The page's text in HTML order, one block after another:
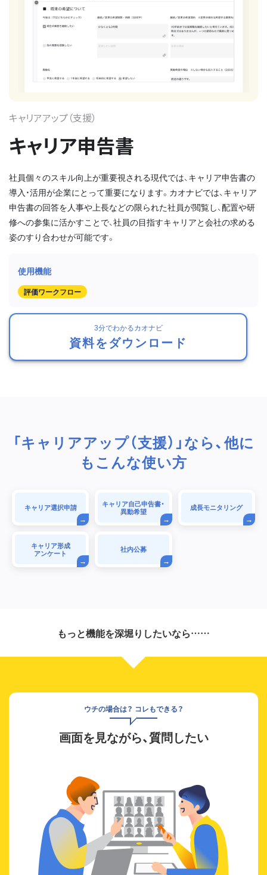
キャリアアップ（支援）
キャリア申告書
社員個々のスキル向上が重要視される現代では、キャリア申告書の
導入・活用が企業にとって重要になります。カオナビでは、キャリア
申告書の回答を人事や上長などの限られた社員が閲覧し、配置や研
修への参集に活かすことで、社員の目指すキャリアと会社の求める
姿のすり合わせが可能です。
評価ワークフロー
3分でわかるカオナビ
資料をダウンロード
「キャリアアップ（支援）」なら、他に
もこんな使い方
キャリア選択申請 キャリア自己申告書・
異動希望 成長モニタリング
キャリア形成
アンケート 社内公募
もっと機能を深堀りしたいなら……
ウチの場合は？ コレもできる？
画面を見ながら、質問したい